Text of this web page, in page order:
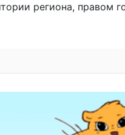
региона, правом